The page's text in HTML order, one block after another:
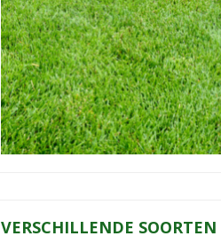
VERSCHILLENDE SOORTEN